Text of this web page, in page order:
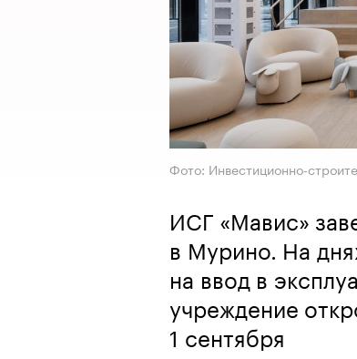
Фото: Инвестиционно-
ИСГ «Мавис»
в Мурино. На
на ввод в
учреждение
1 сентября